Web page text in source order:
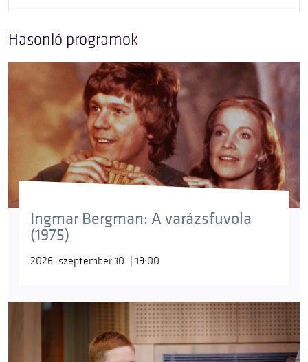
Hasonló programok
Ingmar Bergman: A varázsfuvola
(1975)
2026. szeptember 10. | 19:00